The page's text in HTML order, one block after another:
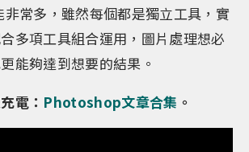
常多，雖然每個都是獨立工具，實
多項工具組合運用，圖片處理想必
能夠達到想要的結果。
電： Photoshop文章合集 。